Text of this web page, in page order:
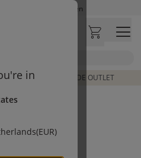
in
(EUR)
zelfde dag verzonden
Levering duurt mogelijk langer
concept store
COLLECTIES | SHOP DE OUTLET